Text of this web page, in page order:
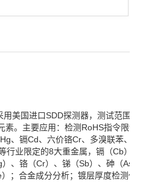
用美国进口SDD探测器，测试范围：
素。主要应用：检测RoHS指令限制
、镉Cd、六价铬Cr、多溴联苯、多
行业限定的8大重金属，镉（Cb）、
）、铬（Cr）、锑（Sb）、砷（As
）；合金成分分析；镀层厚度检测仪